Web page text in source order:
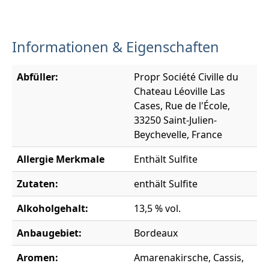
Informationen & Eigenschaften
Abfüller:
Propr Société Civille du
Chateau Léoville Las
Cases, Rue de l'École,
33250 Saint-Julien-
Beychevelle, France
Allergie Merkmale
Enthält Sulfite
Zutaten:
enthält Sulfite
Alkoholgehalt:
13,5 % vol.
Anbaugebiet:
Bordeaux
Aromen:
Amarenakirsche, Cassis,